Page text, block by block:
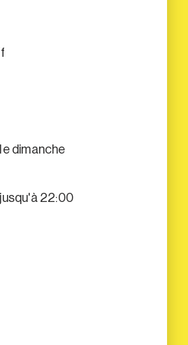
dimanche
22:00